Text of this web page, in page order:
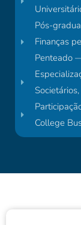
Pós-
Finanças
Penteado
College